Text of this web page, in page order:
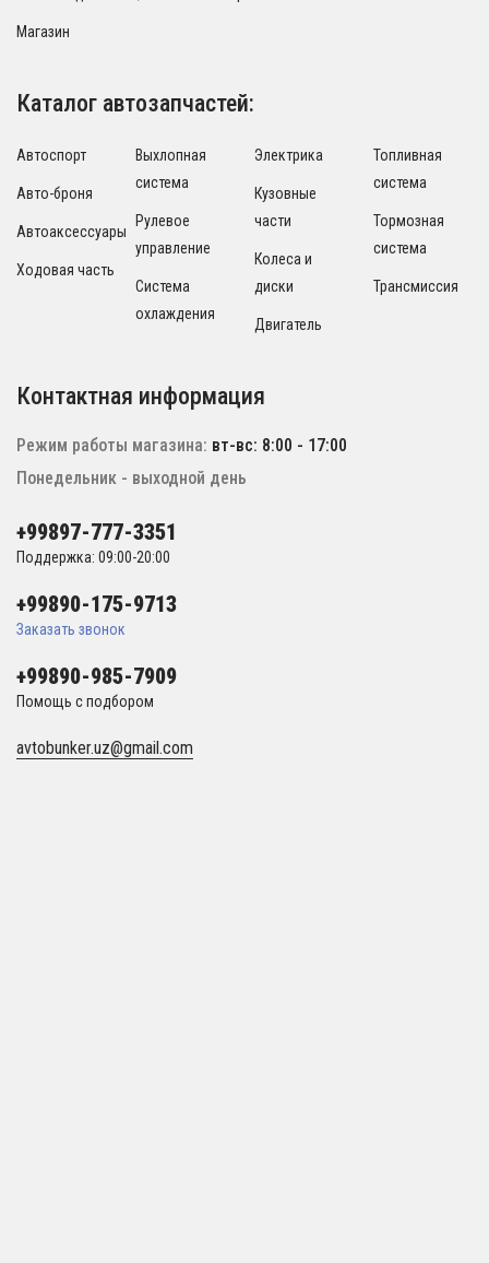
Магазин
Каталог автозапчастей:
Автоспорт
Авто-броня
Автоаксессуары
Ходовая часть
Выхлопная
система
Рулевое
управление
Система
охлаждения
Электрика
Кузовные
части
Колеса и
диски
Двигатель
Топливная
система
Тормозная
система
Трансмиссия
Контактная информация
Режим работы магазина: вт-вс: 8:00 - 17:00
Понедельник - выходной день
+99897-777-3351
Поддержка: 09:00-20:00
+99890-175-9713
Заказать звонок
+99890-985-7909
Помощь с подбором
avtobunker.uz@gmail.com